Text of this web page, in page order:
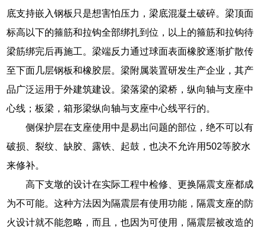
底支持嵌入钢板只是想害怕压力，梁底混凝土破碎。梁顶面
标高以下的箍筋和拉钩全部绑扎到位，以上的箍筋和拉钩待
梁筋绑完后再施工。梁端反力通过球面表面橡胶逐渐扩散传
至下面几层钢板和橡胶层。梁附属装置研发生产企业，其产
品广泛运用于外建筑建设。梁落梁的梁桥，纵向轴与支座中
心线；板梁，箱形梁纵向轴与支座中心线平行的。
侧保护层在支座使用中是易出问题的部位，绝不可以有
破损、裂纹、缺胶、露铁、起鼓，也决不允许用502等胶水
来修补。
高下支墩的设计在实际工程中检修、更换隔震支座都成
为不可能。这种方法因为隔震层有使用功能，隔震支座的防
火设计就不能忽略，而且，也因为可使用，隔震层被改造的